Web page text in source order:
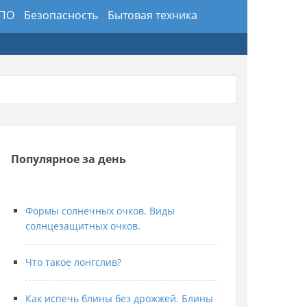
Безопасность
Бытовая техника
Предметы интерьера и обихода
Популярное за день
Формы солнечных очков. Виды
солнцезащитных очков.
Что такое лонгслив?
Как испечь блины без дрожжей. Блины